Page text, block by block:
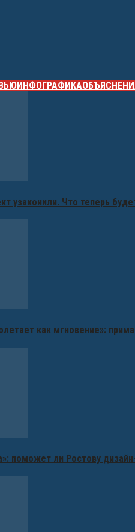
ИНФОГРАФИКА
узаконили. Что теперь
как мгновение»:
поможет ли Ростову